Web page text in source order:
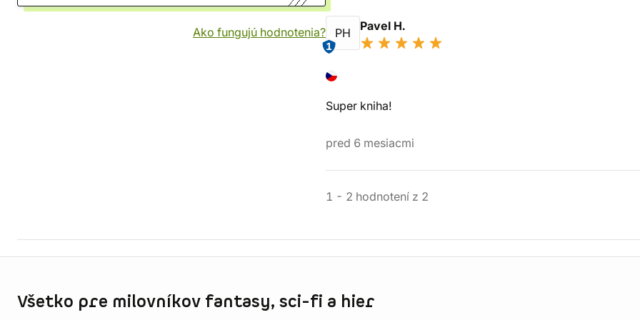
Ako fungujú hodnotenia? PH
1
Pavel H.
Super kniha!
pred 6 mesiacmi
1 - 2 hodnotení z 2
Všetko pre milovníkov fantasy, sci-fi a hier